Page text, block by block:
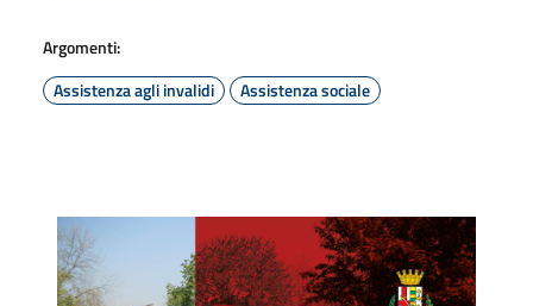
Argomenti:
Assistenza agli invalidi
Assistenza sociale